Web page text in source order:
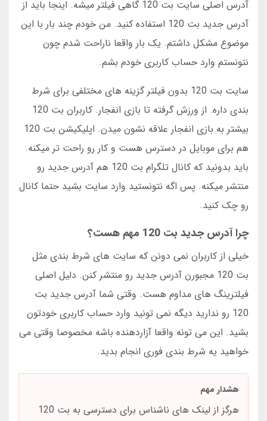
آدرس اصلی سایت بت 120 گاهی فیلتر میشه. اینجا باید از
آدرس جدید بت 120 استفاده کنید. من خودم چند بار با این
موضوع مشکل داشتم. یک بار واقعا ناراحت شدم چون
نتونستم وارد حساب کاربری خودم بشم.
سایت بت 120 بدون فیلتر گزینه های مختلفی برای شرط
بندی داره. از ورزش گرفته تا بازی انفجار. کاربران بت 120
بیشتر به بازی انفجار علاقه نشون میدن. اپلیکیشن بت 120
هم برای موبایل در دسترس هست و کار رو راحت تر میکنه.
باید بدونید که کانال تلگرام بت 120 هم آدرس جدید رو
منتشر میکنه. پس اگه نتونستید وارد سایت بشید حتما کانال
رو چک کنید.
چرا آدرس جدید بت 120 مهم هست؟
خیلی از کاربران نمی دونن که سایت های شرط بندی مثل
بت 120 مجبورن آدرس جدید رو منتشر کنن. دلیل اصلی
فیلترینگ های مداوم هست. وقتی شما آدرس جدید بت
120 رو ندارید دیگه نمی تونید وارد حساب کاربری خودتون
بشید. این می تونه واقعا آزاردهنده باشه مخصوصا وقتی می
خواهید یه شرط بندی فوری انجام بدید.
هشدار مهم
هرگز از لینک های ناشناس برای دسترسی به بت 120